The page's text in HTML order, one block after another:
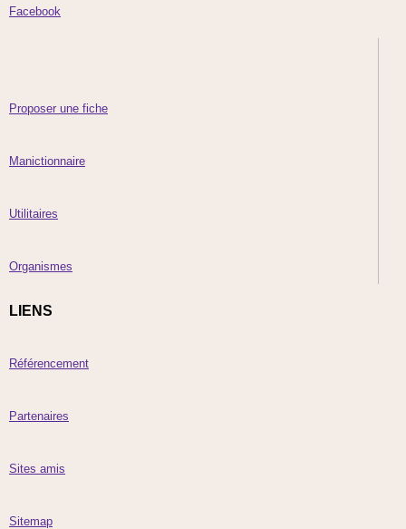
Facebook
Proposer une fiche
Manictionnaire
Utilitaires
Organismes
LIENS
Référencement
Partenaires
Sites amis
Sitemap